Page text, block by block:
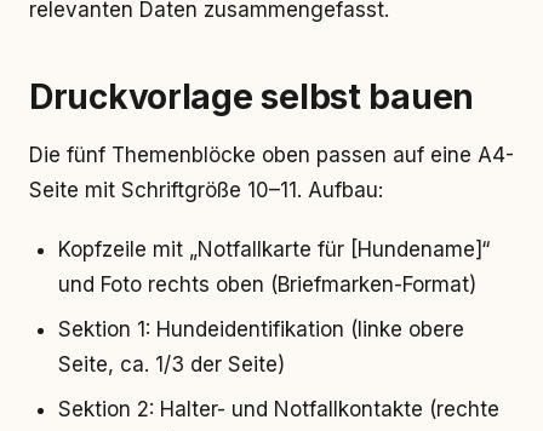
relevanten Daten zusammengefasst.
Druckvorlage selbst bauen
Die fünf Themenblöcke oben passen auf eine A4-
Seite mit Schriftgröße 10–11. Aufbau:
Kopfzeile mit „Notfallkarte für [Hundename]“
und Foto rechts oben (Briefmarken-Format)
Sektion 1: Hundeidentifikation (linke obere
Seite, ca. 1/3 der Seite)
Sektion 2: Halter- und Notfallkontakte (rechte